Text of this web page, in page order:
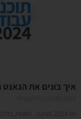
איך בונים את הגאנט
אז 2024 הגיעה.